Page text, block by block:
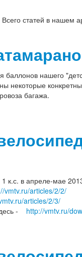
Всего статей в нашем
баллонов нашего
некоторые
багажа.
к.с. в апреле-мае
vmtv.ru/articles/2/2/
articles/2/3/
-
http://vmtv.ru/